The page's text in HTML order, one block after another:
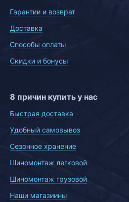
Гарантии и возврат
Доставка
Способы оплаты
Скидки и бонусы
8 причин купить у нас
Быстрая доставка
Удобный самовывоз
Сезонное хранение
Шиномонтаж легковой
Шиномонтаж грузовой
Наши магазиины